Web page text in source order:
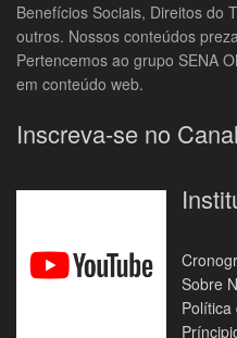
Benefícios Sociais, Direitos do
outros. Nossos conteúdos
Pertencemos ao grupo SENA
em conteúdo web.
Inscreva-se no Canal
Sobre
Política